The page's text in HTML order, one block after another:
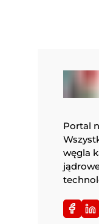
Portal
węgla